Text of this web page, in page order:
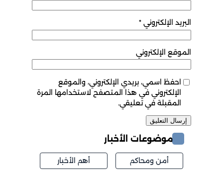
البريد الإلكتروني *
الموقع الإلكتروني
احفظ اسمي، بريدي الإلكتروني، والموقع
الإلكتروني في هذا المتصفح لاستخدامها المرة
المقبلة في تعليقي.
موضوعات الأخبار
أمن ومحاكم أهم الأخبار